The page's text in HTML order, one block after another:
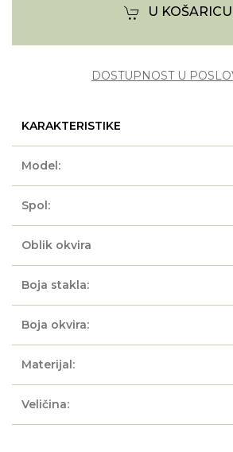
U KOŠARICU
DOSTUPNOST U
KARAKTERISTIKE
Model:
Spol:
Oblik okvira
Boja stakla:
Boja okvira:
Materijal:
Veličina: